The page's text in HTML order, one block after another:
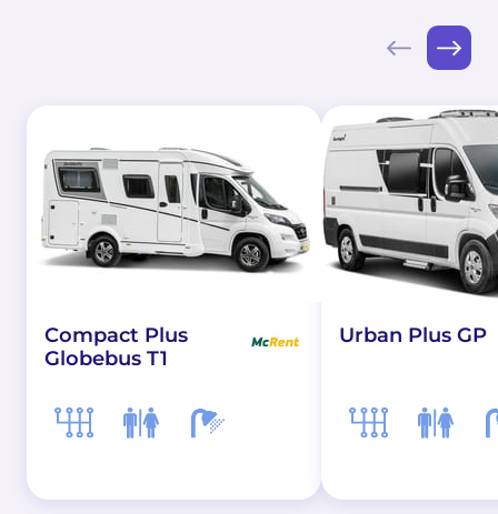
Compact Plus
Globebus T1
Urban Plus GP